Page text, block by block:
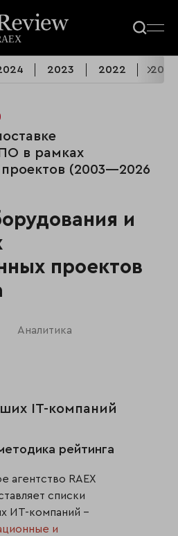
2023 2022 2021
в рамках
(2003—2026
и
проектов
Аналитика
IT-компаний
рейтинга
агентство RAEX
списки
ИТ-компаний –
и